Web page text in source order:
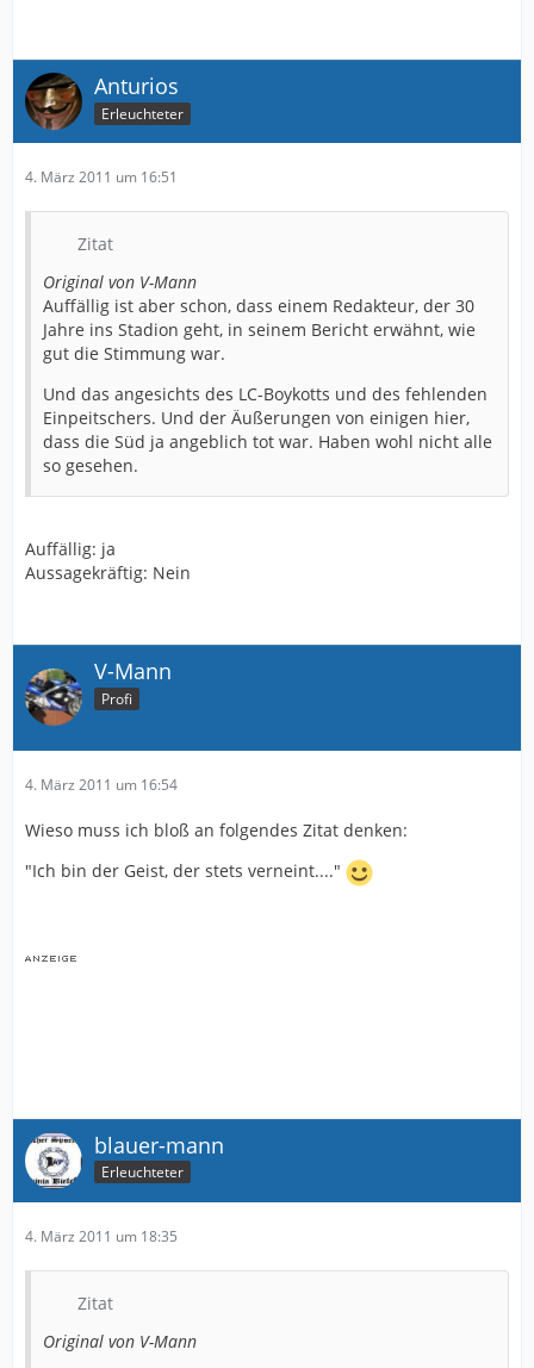
Anturios
Erleuchteter
4. März 2011 um 16:51
Zitat
Original von V-Mann
Auffällig ist aber schon, dass einem Redakteur, der 30
Jahre ins Stadion geht, in seinem Bericht erwähnt, wie
gut die Stimmung war.
Und das angesichts des LC-Boykotts und des fehlenden
Einpeitschers. Und der Äußerungen von einigen hier,
dass die Süd ja angeblich tot war. Haben wohl nicht alle
so gesehen.
Auffällig: ja
Aussagekräftig: Nein
V-Mann
Profi
4. März 2011 um 16:54
Wieso muss ich bloß an folgendes Zitat denken:
"Ich bin der Geist, der stets verneint...."
blauer-mann
Erleuchteter
4. März 2011 um 18:35
Zitat
Original von V-Mann